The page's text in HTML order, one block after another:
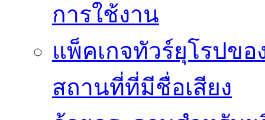
การใช้งาน
แพ็คเกจทัวร์ยุโรปขอ
สถานที่ที่มีชื่อเสียง